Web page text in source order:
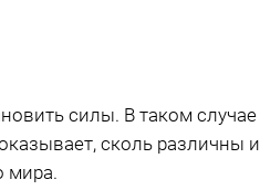
силы. В таком случае
сколь различны и
мира.